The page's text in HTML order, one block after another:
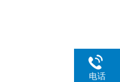
电话